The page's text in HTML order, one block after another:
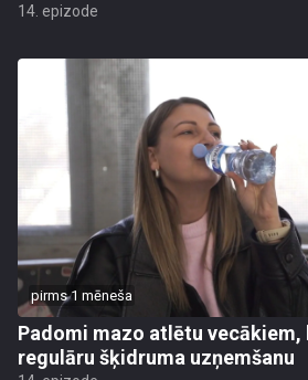
14. epizode
pirms 1 mēneša
Padomi mazo atlētu vecākiem,
regulāru šķidruma uzņemšanu